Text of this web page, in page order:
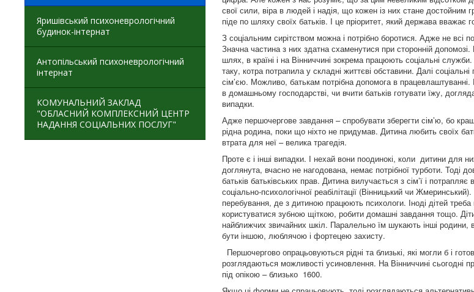
Яришівський психоневрологічний
будинок-інтернат
Антопільський психоневрологічний
інтернат
КОМУНАЛЬНИЙ ЗАКЛАД
"ОБЛАСНИЙ КОМПЛЕКСНИЙ ЦЕНТР
НАДАННЯ СОЦІАЛЬНИХ ПОСЛУГ"
свої сили, віра в людей і надія, що кожен із них стане
піде по шляху своїх батьків. І це пріоритет, який держава вважає
З соціальним сирітством можна і потрібно боротися. Адже не всі
Значна частина з них здатна схаменутися при сторонній
шлях, в країні і на Вінниччині зокрема працюють соціальні
таку, котра потрапила у складні життєві обставини. Далі
сім’єю. Можливо, батькам потрібна допомога в
в домашньому господарстві, чи вчити батьків готувати їжу,
випадки.
Адже першочергове завдання – спробувати зберегти сім’ю, бо
рідна родина, поки що ніхто не придумав. Дитина любить своїх
втрата для неї – велика трагедія.
Проте є і інші випадки. І нехай вони поодинокі, коли дитини для
доглянута, вчасно не нагодована, немає потрібної турботи. Тоді
батьків батьківських прав. Дитина вилучається з сім’ї і
соціально-психологічної реабілітації (Вінницький чи
перебування, де з дитиною працюють психологи. Іноді дітей треба
користуватися зубною щіткою, робити домашні завдання тощо.
найближчих звичайних шкіл. Паралельно їм шукають інші родини,
бути іншою, люблячою і фортецею захисту.
Першочергово опрацьовуються рідні та близькі, які могли б і
розглядаються можливості усиновлення. На Вінниччині сьогодні
під опікою – близько 1600.